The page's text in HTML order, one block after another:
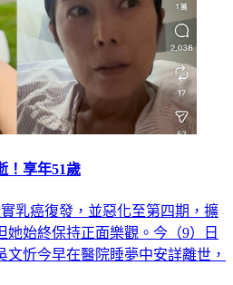
！享年51歲
乳癌復發，並惡化至第四期，擴
始終保持正面樂觀。今（9）日
忻今早在醫院睡夢中安詳離世，